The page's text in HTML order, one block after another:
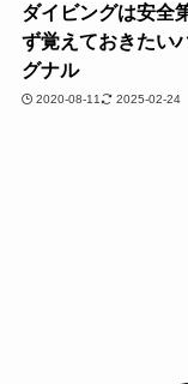
ダイビングは安全
ず覚えておきたい
グナル
2020-08-11 2025-02-24